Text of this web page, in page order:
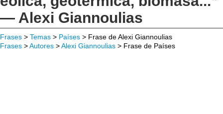
— Alexi Giannoulias
Frases > Temas > Países > Frase de Alexi Giannoulias
Frases >Autores >Alexi Giannoulias > Frase de Países